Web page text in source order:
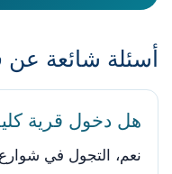
أسئلة شائعة عن
هل دخول قرية
نعم، التجول في